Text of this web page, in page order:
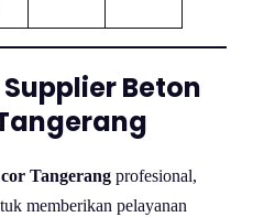
Beton
Tangerang profesional,
memberikan pelayanan